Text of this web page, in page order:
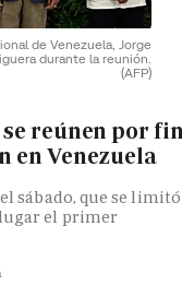
de Venezuela, Jorge
durante la reunión.
(AFP)
reúnen por
en Venezuela
sábado, que se
el primer